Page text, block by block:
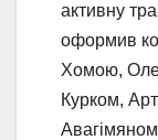
активну
оформив
Хомою,
Курком,